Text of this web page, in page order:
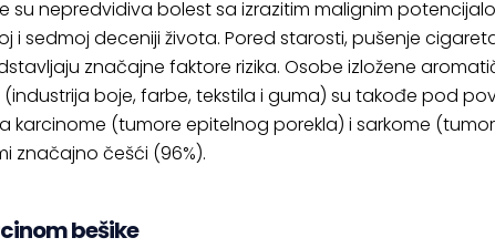
su nepredvidiva bolest sa izrazitim malignim
i sedmoj deceniji života. Pored starosti, pušenje
značajne faktore rizika. Osobe izložene
boje, farbe, tekstila i guma) su takođe pod
karcinome (tumore epitelnog porekla) i sarkome
značajno češći (96%).
bešike